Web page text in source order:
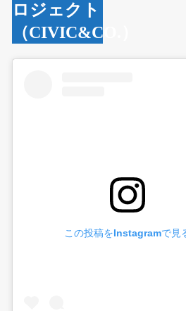
ロジェクト
（CIVIC&CO.）
この投稿をInstagramで見